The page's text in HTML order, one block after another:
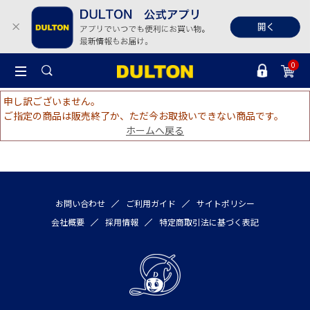
0
申し訳ございません。
ご指定の商品は販売終了か、ただ今お取扱いできない商品です。
ホームへ戻る
お問い合わせ ご利用ガイド
サイトポリシー
会社概要
採用情報 特定商取引法に基づく表記